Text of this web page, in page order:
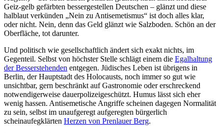
Geiz-gelb gefärbten bessergestellen Deutschen – glänzt und diese
halblaut verkünden „Nein zu Antisemetismus“ ist doch alles klar,
oder nicht. Nein, denn das Geld glänzt wie Salzboden. Schön an der
Oberfläche, tot darunter.
Und politisch wie gesellschaftlich ändert sich exakt nichts, im
Gegenteil. Selbst von höchster Stelle schlägt einem die Egalhaltung
der Besserstehenden entgegen. Jüdisches Leben ist übrigens in
Berlin, der Hauptstadt des Holocausts, noch immer so gut wie
unsichtbar, gern beschränkt auf Gastronomie oder erschreckend
notwendigerweise dauerpolizeigeschützt. Humus lässt sich eher
wenig hassen. Antisemetische Angriffe scheinen dagegen Normalität
zu sein, selbst im unaufgeregt aufgeregten bürgerlich
scheinaufegklärten Herzen von Prenlauer Berg.